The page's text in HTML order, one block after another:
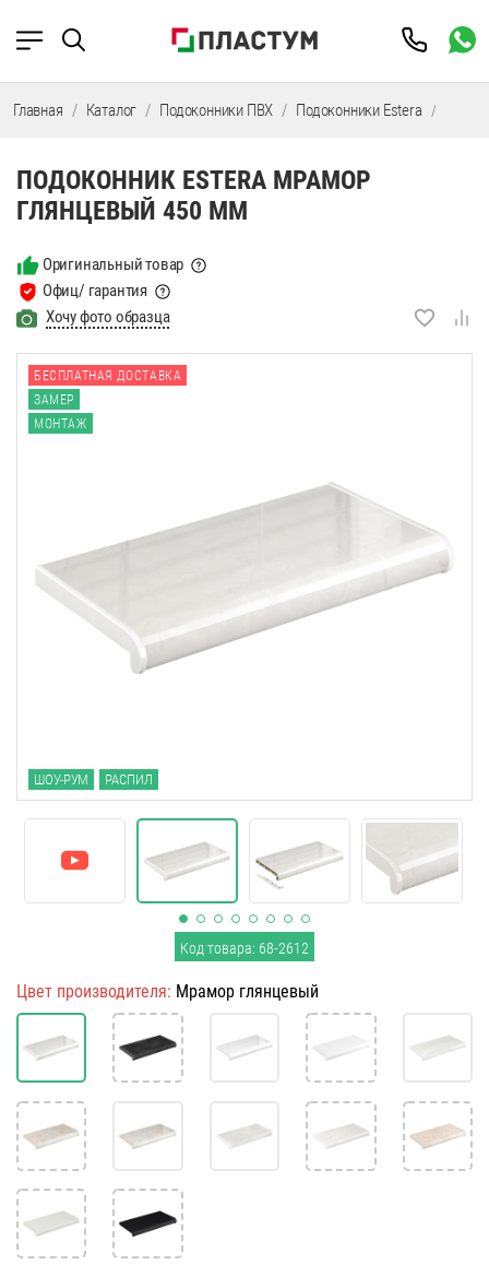
Главная Каталог Подоконники ПВХ Подоконники Estera
ПОДОКОННИК ESTERA МРАМОР
ГЛЯНЦЕВЫЙ 450 ММ
Оригинальный товар
Офиц/ гарантия
Хочу фото образца
БЕСПЛАТНАЯ ДОСТАВКА
ЗАМЕР
МОНТАЖ
ШОУ-РУМ РАСПИЛ
Код товара: 68-2612
Цвет производителя: Мрамор глянцевый